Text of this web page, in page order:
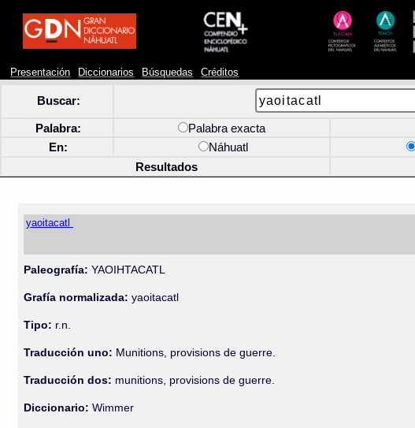
Presentación Diccionarios Búsquedas Créditos
Buscar:
Palabra: Palabra exacta
En:
Náhuatl
Resultados
yaoitacatl
Paleografía: YAOIHTACATL
Grafía normalizada: yaoitacatl
Tipo: r.n.
Traducción uno: Munitions, provisions de guerre.
Traducción dos: munitions, provisions de guerre.
Diccionario:Wimmer